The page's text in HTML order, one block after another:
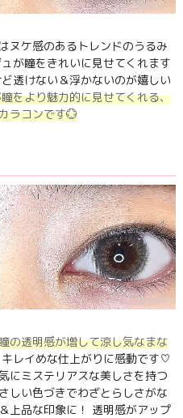
ヌケ感のあるトレンドのうるみ
が瞳をきれいに見せてくれます
透けない＆浮かないのが嬉しい
をより魅力的に見せてくれる、
ラコンです💮
の透明感が増して涼し気なまな
レイめな仕上がりに感動です♡
にミステリアスな美しさを持つ
しい色づきでわざとらしさがな
上品な印象に！ 透明感がアップ